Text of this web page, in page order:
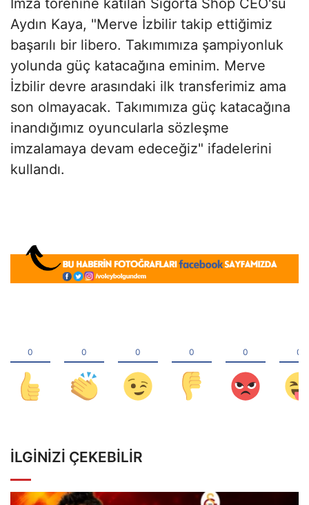
İmza törenine katılan Sigorta Shop CEO'su
Aydın Kaya, "Merve İzbilir takip ettiğimiz
başarılı bir libero. Takımımıza şampiyonluk
yolunda güç katacağına eminim. Merve
İzbilir devre arasındaki ilk transferimiz ama
son olmayacak. Takımımıza güç katacağına
inandığımız oyuncularla sözleşme
imzalamaya devam edeceğiz" ifadelerini
kullandı.
İLGINIZI ÇEKEBILIR